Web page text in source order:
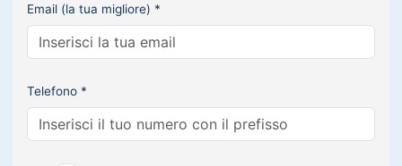
Email (la tua migliore) *
Telefono *